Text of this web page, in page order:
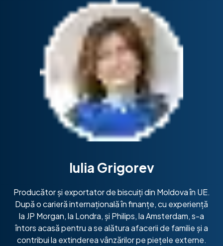
Iulia Grigorev
Producător și exportator de biscuiți din Moldova în UE.
După o carieră internațională în finanțe, cu experiență
la JP Morgan, la Londra, și Philips, la Amsterdam, s-a
întors acasă pentru a se alătura afacerii de familie și a
contribui la extinderea vânzărilor pe piețele externe.